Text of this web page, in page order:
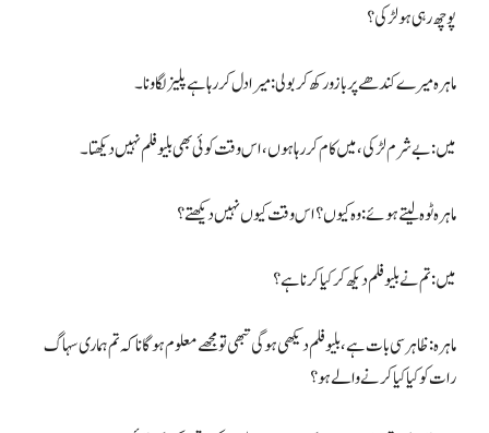
پوچھ رہی ہو لڑکی؟
ماہرہ میرے کندھے پر بازو رکھ کر بولی: میرا دل کررہا ہے پلیز لگاو نا۔
میں: بے شرم لڑکی، میں کام کررہا ہوں، اس وقت کوئی بھی بلیو فلم نہیں دیکھتا۔
ماہرہ ٹوہ لیتے ہوئے: وہ کیوں؟ اس وقت کیوں نہیں دیکھتے ؟
میں: تم نے بلیو فلم دیکھ کر کیا کرنا ہے؟
ماہرہ: ظاہر سی بات ہے، بلیو فلم دیکھی ہوگی تبھی تو مجھے معلوم ہوگا نا کہ تم ہماری سہاگ
رات کو کیا کیا کرنے والے ہو؟